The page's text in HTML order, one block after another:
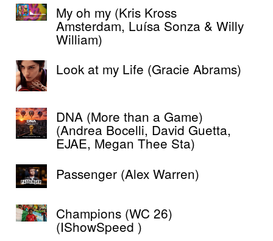
My oh my (Kris Kross
Amsterdam, Luísa Sonza & Willy
William)
Look at my Life (Gracie Abrams)
DNA (More than a Game)
(Andrea Bocelli, David Guetta,
EJAE, Megan Thee Sta)
Passenger (Alex Warren)
Champions (WC 26)
(IShowSpeed )